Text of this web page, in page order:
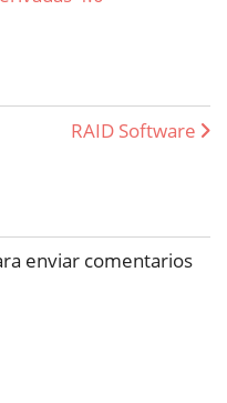
de
RAID Software
enviar comentarios